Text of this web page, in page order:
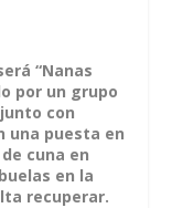
“Nanas
por un grupo
con
una puesta en
cuna en
en la
recuperar.